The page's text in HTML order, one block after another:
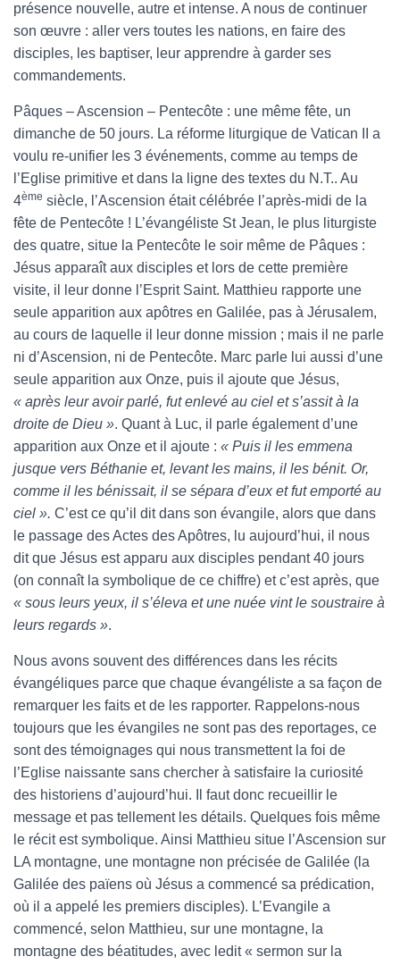
présence nouvelle, autre et intense. A nous de continuer
son œuvre : aller vers toutes les nations, en faire des
disciples, les baptiser, leur apprendre à garder ses
commandements.
Pâques – Ascension – Pentecôte : une même fête, un
dimanche de 50 jours. La réforme liturgique de Vatican II a
voulu re-unifier les 3 événements, comme au temps de
l’Eglise primitive et dans la ligne des textes du N.T.. Au
4ème siècle, l’Ascension était célébrée l’après-midi de la
fête de Pentecôte ! L’évangéliste St Jean, le plus liturgiste
des quatre, situe la Pentecôte le soir même de Pâques :
Jésus apparaît aux disciples et lors de cette première
visite, il leur donne l’Esprit Saint. Matthieu rapporte une
seule apparition aux apôtres en Galilée, pas à Jérusalem,
au cours de laquelle il leur donne mission ; mais il ne parle
ni d’Ascension, ni de Pentecôte. Marc parle lui aussi d’une
seule apparition aux Onze, puis il ajoute que Jésus,
« après leur avoir parlé, fut enlevé au ciel et s’assit à la
droite de Dieu ». Quant à Luc, il parle également d’une
apparition aux Onze et il ajoute : « Puis il les emmena
jusque vers Béthanie et, levant les mains, il les bénit. Or,
comme il les bénissait, il se sépara d’eux et fut emporté au
ciel ». C’est ce qu’il dit dans son évangile, alors que dans
le passage des Actes des Apôtres, lu aujourd’hui, il nous
dit que Jésus est apparu aux disciples pendant 40 jours
(on connaît la symbolique de ce chiffre) et c’est après, que
« sous leurs yeux, il s’éleva et une nuée vint le soustraire à
leurs regards ».
Nous avons souvent des différences dans les récits
évangéliques parce que chaque évangéliste a sa façon de
remarquer les faits et de les rapporter. Rappelons-nous
toujours que les évangiles ne sont pas des reportages, ce
sont des témoignages qui nous transmettent la foi de
l’Eglise naissante sans chercher à satisfaire la curiosité
des historiens d’aujourd’hui. Il faut donc recueillir le
message et pas tellement les détails. Quelques fois même
le récit est symbolique. Ainsi Matthieu situe l’Ascension sur
LA montagne, une montagne non précisée de Galilée (la
Galilée des païens où Jésus a commencé sa prédication,
où il a appelé les premiers disciples). L’Evangile a
commencé, selon Matthieu, sur une montagne, la
montagne des béatitudes, avec ledit « sermon sur la